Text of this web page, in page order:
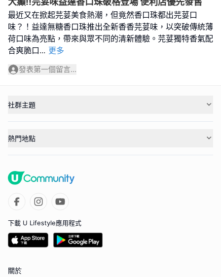
最近又在掀起芫荽美食熱潮，但竟然香口珠都出芫荽口
味？！益達無糖香口珠推出全新香香芫荽味，以突破傳統薄
荷口味為亮點，帶來與眾不同的清新體驗。芫荽獨特香氣配
合爽脆口... 更多
發表第一個留言...
社群主題
熱門地點
下載 U Lifestyle應用程式
關於